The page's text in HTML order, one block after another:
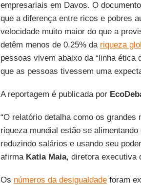
empresariais em Davos. O documento
que a diferença entre ricos e pobres
velocidade muito maior do que a
detêm menos de 0,25% da riqueza
pessoas vivem abaixo da “linha ética
que as pessoas tivessem uma
A reportagem é publicada por
“O relatório detalha como os
riqueza mundial estão se
reduzindo salários e usando seu
afirma Katia Maia, diretora executiva
Os números da desigualdadeforam